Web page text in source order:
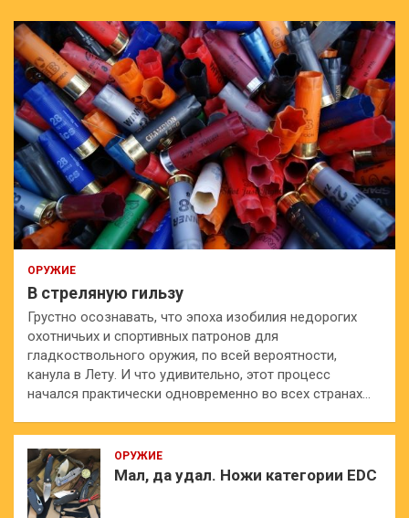
к
ОРУЖИЕ
В стреляную гильзу
Грустно осознавать, что эпоха изобилия недорогих
охотничьих и спортивных патронов для
гладкоствольного оружия, по всей вероятности,
канула в Лету. И что удивительно, этот процесс
начался практически одновременно во всех странах…
ОРУЖИЕ
Мал, да удал. Ножи категории EDC